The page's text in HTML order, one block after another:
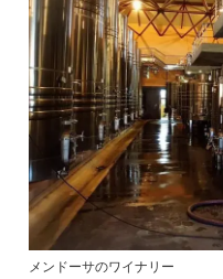
メンドーサのワイナリー